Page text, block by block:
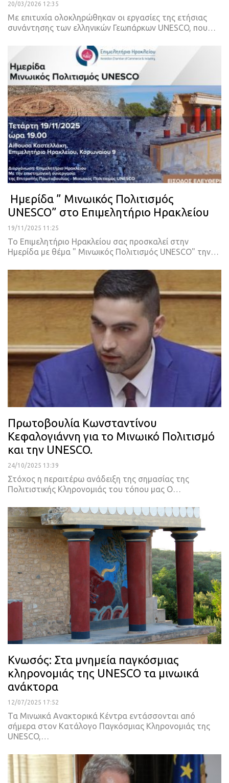
20/03/2026 12:35
Με επιτυχία ολοκληρώθηκαν οι εργασίες της ετήσιας
συνάντησης των ελληνικών Γεωπάρκων UNESCO, που…
Ημερίδα ” Μινωικός Πολιτισμός
UNESCO” στο Επιμελητήριο Ηρακλείου
19/11/2025 11:25
Το Επιμελητήριο Ηρακλείου σας προσκαλεί στην
Ημερίδα με θέμα " Μινωικός Πολιτισμός UNESCO" την…
Πρωτοβουλία Κωνσταντίνου
Κεφαλογιάννη για το Μινωικό Πολιτισμό
και την UNESCO.
24/10/2025 13:39
Στόχος η περαιτέρω ανάδειξη της σημασίας της
Πολιτιστικής Κληρονομιάς του τόπου μας Ο…
Κνωσός: Στα μνημεία παγκόσμιας
κληρονομιάς της UNESCO τα μινωικά
ανάκτορα
12/07/2025 17:52
Τα Μινωικά Ανακτορικά Κέντρα εντάσσονται από
σήμερα στον Κατάλογο Παγκόσμιας Κληρονομιάς της
UNESCO,…